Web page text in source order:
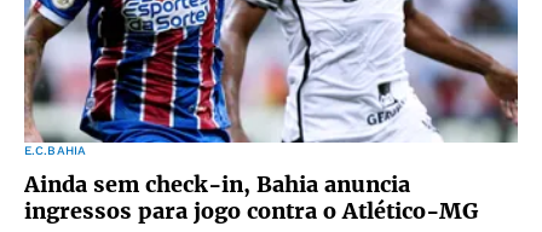
E.C.BAHIA
Ainda sem check-in, Bahia anuncia
ingressos para jogo contra o Atlético-MG